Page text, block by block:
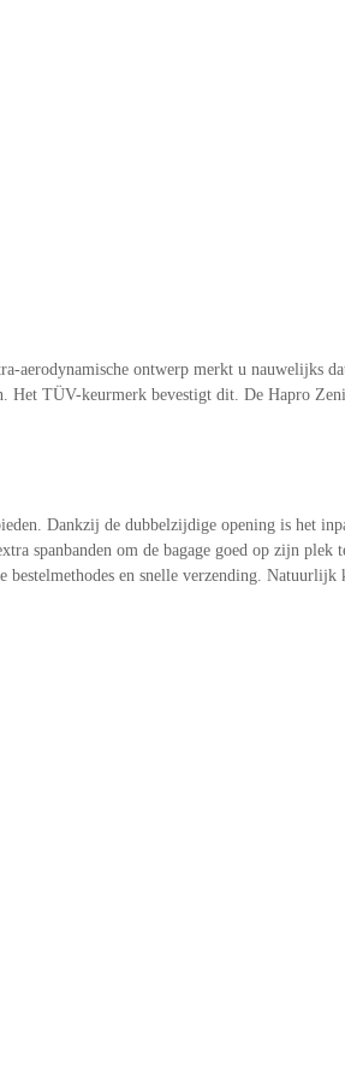
ontwerp merkt u nauwelijks
Het TÜV-keurmerk bevestigt dit. De Hapro
Dankzij de dubbelzijdige opening is het
spanbanden om de bagage goed op zijn plek
en snelle verzending.